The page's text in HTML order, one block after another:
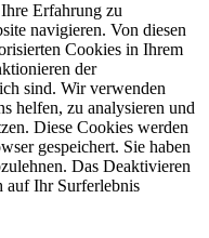
Erfahrung zu
navigieren. Von diesen
Cookies in Ihrem
der
sind. Wir verwenden
helfen, zu analysieren und
Diese Cookies werden
gespeichert. Sie haben
Das Deaktivieren
auf Ihr Surferlebnis